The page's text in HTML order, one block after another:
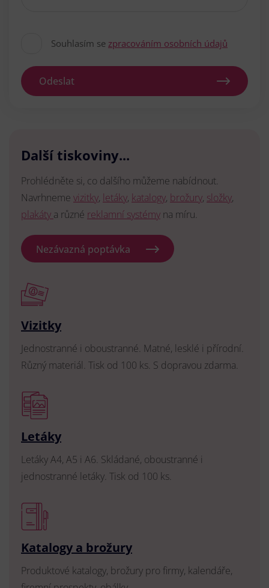
Souhlasím se zpracováním osobních údajů
Odeslat
Další tiskoviny...
Prohlédněte si, co dalšího můžeme nabídnout.
Navrhneme vizitky, letáky, katalogy, brožury, složky,
plakáty a různé reklamní systémy na míru.
Nezávazná poptávka
Vizitky
Jednostranné i oboustranné. Matné, lesklé i přírodní.
Různý materiál. Tisk od 100 ks. S dopravou zdarma.
Letáky
Letáky A4, A5 i A6. Skládané, oboustranné i
jednostranné letáky. Tisk od 100 ks.
Katalogy a brožury
Produktové katalogy, brožury pro firmy, kalendáře,